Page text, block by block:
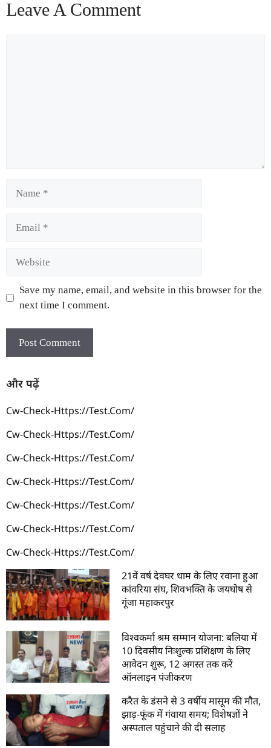
Leave A Comment
Save my name, email, and website in this browser for the
next time I comment.
और पढ़ें
Cw-Check-Https://test.com/
Cw-Check-Https://test.com/
Cw-Check-Https://test.com/
Cw-Check-Https://test.com/
Cw-Check-Https://test.com/
Cw-Check-Https://test.com/
Cw-Check-Https://test.com/
21वें वर्ष देवघर धाम के लिए रवाना हुआ
कांवरिया संघ, शिवभक्ति के जयघोष से
गूंजा महाकरपुर
विश्वकर्मा श्रम सम्मान योजना: बलिया में
10 दिवसीय निःशुल्क प्रशिक्षण के लिए
आवेदन शुरू, 12 अगस्त तक करें
ऑनलाइन पंजीकरण
करैत के डंसने से 3 वर्षीय मासूम की मौत,
झाड़-फूंक में गंवाया समय; विशेषज्ञों ने
अस्पताल पहुंचाने की दी सलाह